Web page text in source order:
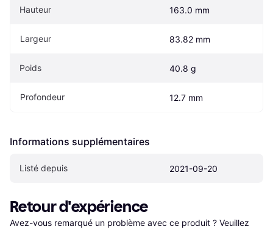
Hauteur 163.0 mm
Largeur 83.82 mm
Poids 40.8 g
Profondeur 12.7 mm
Informations supplémentaires
Listé depuis 2021-09-20
Retour d'expérience
Avez-vous remarqué un problème avec ce produit ? Veuillez